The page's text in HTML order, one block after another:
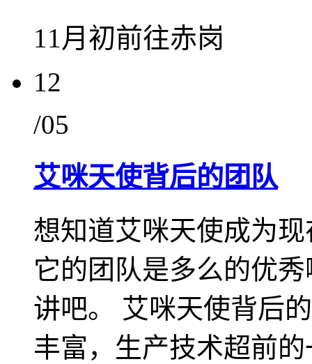
11月初前往赤岗
12
/05
艾咪天使背后的团队
想知道艾咪天使成为
它的团队是多么的优
讲吧。 艾咪天使背后
丰富，生产技术超前